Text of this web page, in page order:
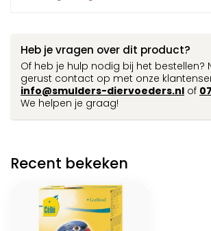
Heb je vragen over dit product?
Of heb je hulp nodig bij het bestellen?
gerust contact op met onze
info@smulders-diervoeders.nl of
We helpen je graag!
Recent bekeken